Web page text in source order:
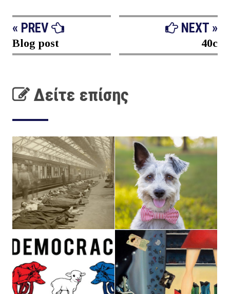
« PREV
Blog post
NEXT »
40c
Δείτε επίσης